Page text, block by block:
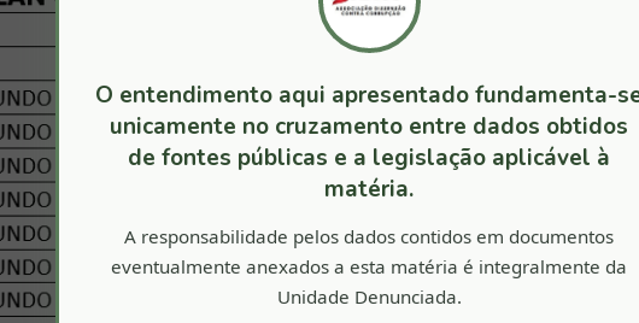
O entendimento aqui apresentado fundamenta-
unicamente no cruzamento entre dados obtidos
de fontes públicas e a legislação aplicável à
matéria.
A responsabilidade pelos dados contidos em documentos
eventualmente anexados a esta matéria é integralmente da
Unidade Denunciada.